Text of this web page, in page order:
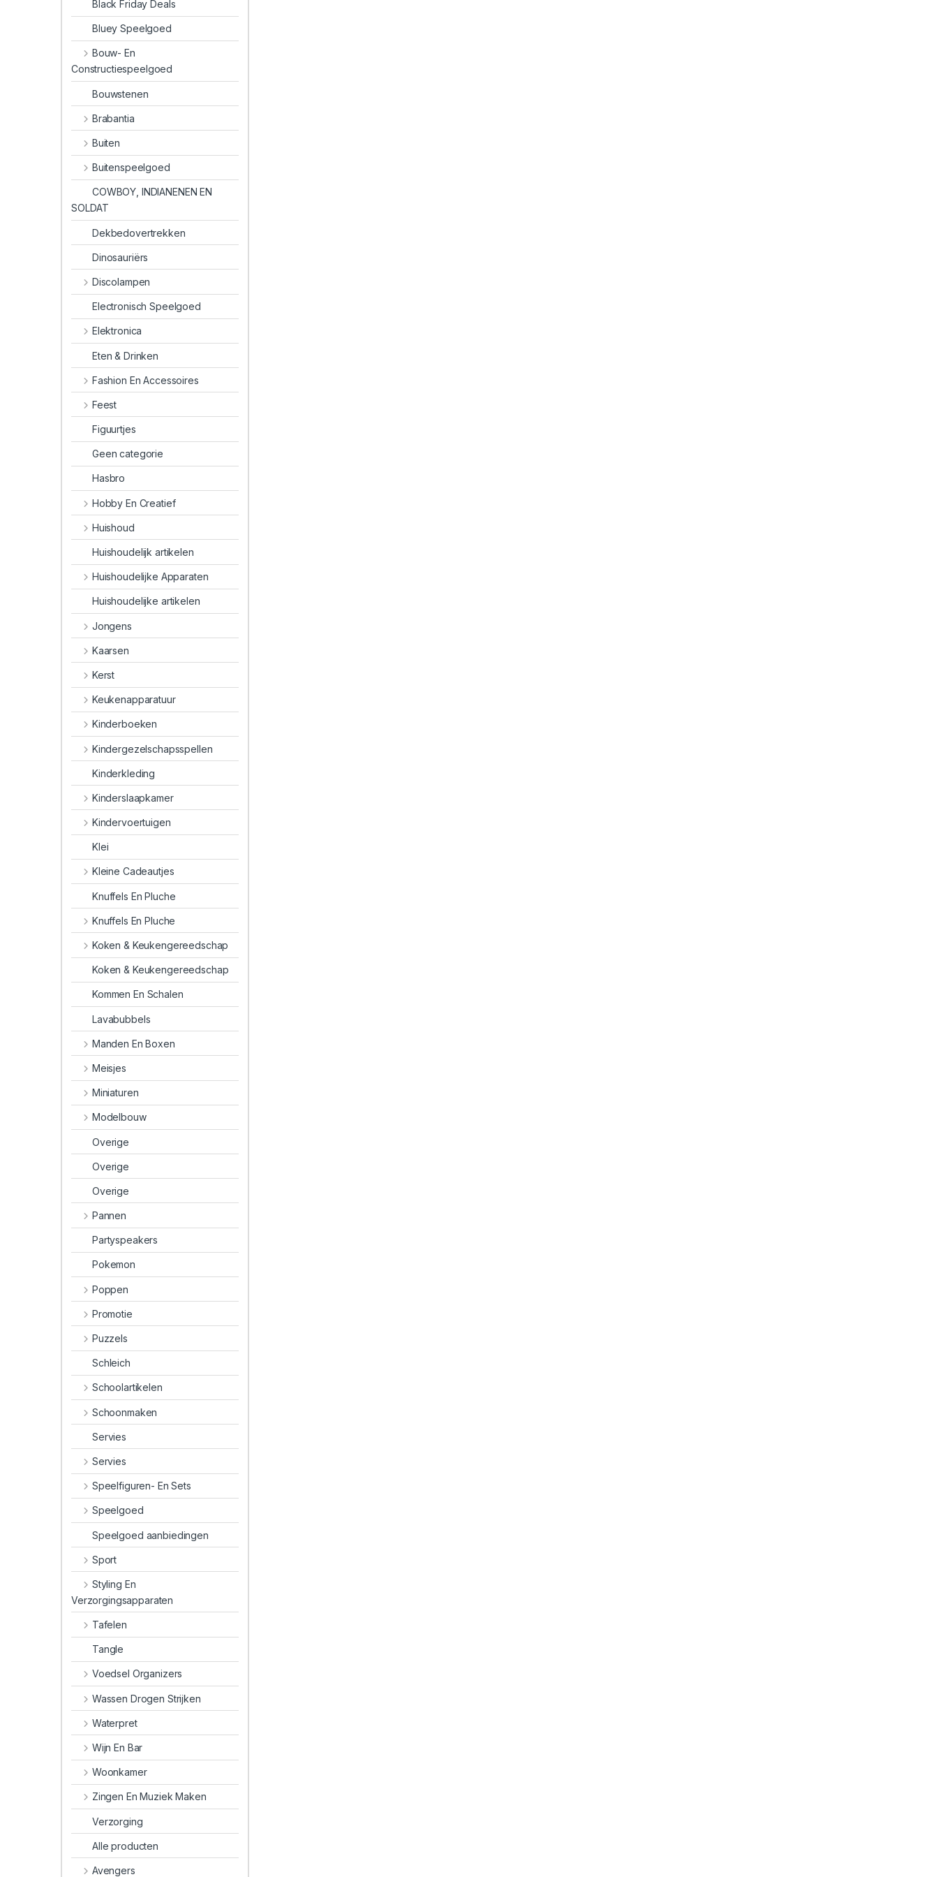
Black Friday Deals
Bluey Speelgoed
Bouw- En
Constructiespeelgoed
Bouwstenen
Brabantia
Buiten
Buitenspeelgoed
COWBOY, INDIANENEN EN
SOLDAT
Dekbedovertrekken
Dinosauriërs
Discolampen
Electronisch Speelgoed
Elektronica
Eten & Drinken
Fashion En Accessoires
Feest
Figuurtjes
Geen categorie
Hasbro
Hobby En Creatief
Huishoud
Huishoudelijk artikelen
Huishoudelijke Apparaten
Huishoudelijke artikelen
Jongens
Kaarsen
Kerst
Keukenapparatuur
Kinderboeken
Kindergezelschapsspellen
Kinderkleding
Kinderslaapkamer
Kindervoertuigen
Klei
Kleine Cadeautjes
Knuffels En Pluche
Knuffels En Pluche
Koken & Keukengereedschap
Koken & Keukengereedschap
Kommen En Schalen
Lavabubbels
Manden En Boxen
Meisjes
Miniaturen
Modelbouw
Overige
Overige
Overige
Pannen
Partyspeakers
Pokemon
Poppen
Promotie
Puzzels
Schleich
Schoolartikelen
Schoonmaken
Servies
Servies
Speelfiguren- En Sets
Speelgoed
Speelgoed aanbiedingen
Sport
Styling En
Verzorgingsapparaten
Tafelen
Tangle
Voedsel Organizers
Wassen Drogen Strijken
Waterpret
Wijn En Bar
Woonkamer
Zingen En Muziek Maken
Verzorging
Alle producten
Avengers